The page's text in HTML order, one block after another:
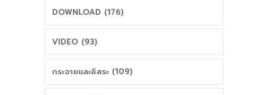
DOWNLOAD (176)
VIDEO (93)
กระจายและอิสระ (109)